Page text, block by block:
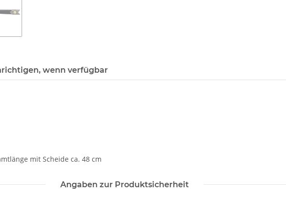
wenn verfügbar
mit Scheide ca. 48 cm
Angaben zur Produktsicherheit